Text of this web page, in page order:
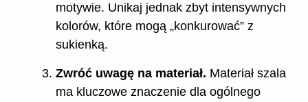
motywie. Unikaj jednak zbyt intensywnych
kolorów, które mogą „konkurować” z
sukienką.
Zwróć uwagę na materiał. Materiał szala
ma kluczowe znaczenie dla ogólnego